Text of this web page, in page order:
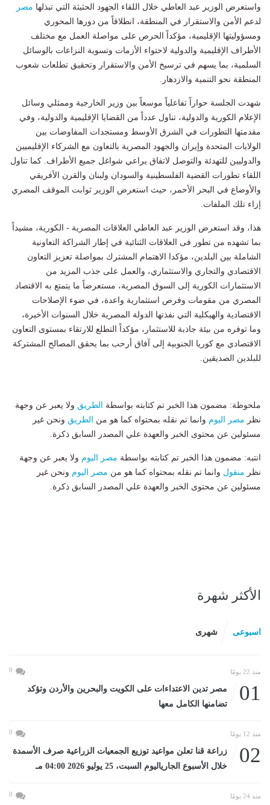
واستعرض الوزير عبد العاطي خلال اللقاء الجهود الحثيثة التي تبذلها مصر
لدعم الأمن والاستقرار في المنطقة، انطلاقاً من دورها المحوري
ومسؤوليتها الإقليمية، مؤكداً الحرص على مواصلة العمل مع مختلف
الأطراف الإقليمية والدولية لاحتواء الأزمات وتسوية النزاعات بالوسائل
السلمية، بما يسهم في ترسيخ الأمن والاستقرار وتحقيق تطلعات شعوب
المنطقة نحو التنمية والازدهار.
شهدت الجلسة حواراً تفاعلياً موسعاً بين وزير الخارجية وممثلي وسائل
الإعلام الكورية والدولية، تناول عدداً من القضايا الإقليمية والدولية، وفي
مقدمتها التطورات في الشرق الأوسط ومستجدات المفاوضات بين
الولايات المتحدة وإيران والجهود المصرية بالتعاون مع الشركاء الإقليميين
والدوليين للتهدئة والتوصل لاتفاق يراعي شواغل جميع الأطراف. كما تناول
اللقاء تطورات القضية الفلسطينية والسودان ولبنان والقرن الأفريقي
والأوضاع في البحر الأحمر، حيث استعرض الوزير ثوابت الموقف المصري
إزاء تلك الملفات.
هذا، وقد استعرض الوزير عبد العاطي العلاقات المصرية - الكورية، مشيداً
بما تشهده من تطور فى العلاقات الثنائية في إطار الشراكة التعاونية
الشاملة بين البلدين، مؤكدا الاهتمام المشترك بمواصلة تعزيز التعاون
الاقتصادي والتجاري والاستثماري، والعمل على جذب المزيد من
الاستثمارات الكورية إلى السوق المصرية، مستعرضاً ما يتمتع به الاقتصاد
المصري من مقومات وفرص استثمارية واعدة، في ضوء الإصلاحات
الاقتصادية والهيكلية التي نفذتها الدولة المصرية خلال السنوات الأخيرة،
وما توفره من بيئة جاذبة للاستثمار، مؤكداً التطلع للارتقاء بمستوى التعاون
الاقتصادي مع كوريا الجنوبية إلى آفاق أرحب بما يحقق المصالح المشتركة
للبلدين الصديقين.
ملحوظة: مضمون هذا الخبر تم كتابته بواسطة الطريق ولا يعبر عن وجهة
نظر مصر اليوم وانما تم نقله بمحتواه كما هو من الطريق ونحن غير
مسئولين عن محتوى الخبر والعهدة علي المصدر السابق ذكرة.
انتبه: مضمون هذا الخبر تم كتابته بواسطة مصر اليوم ولا يعبر عن وجهة
نظر منقول وانما تم نقله بمحتواه كما هو من مصر اليوم ونحن غير
مسئولين عن محتوى الخبر والعهدة علي المصدر السابق ذكرة.
الأكثر شهرة
اسبوعى شهرى
منذ 22 يومًا 0
01
مصر تدين الاعتداءات على الكويت والبحرين والأردن وتؤكد
تضامنها الكامل معها
منذ 12 يومًا 0
02
زراعة قنا تعلن مواعيد توزيع الجمعيات الزراعية صرف الأسمدة
خلال الأسبوع الجارياليوم السبت، 25 يوليو 2026 04:00 مـ
منذ 24 يومًا 0